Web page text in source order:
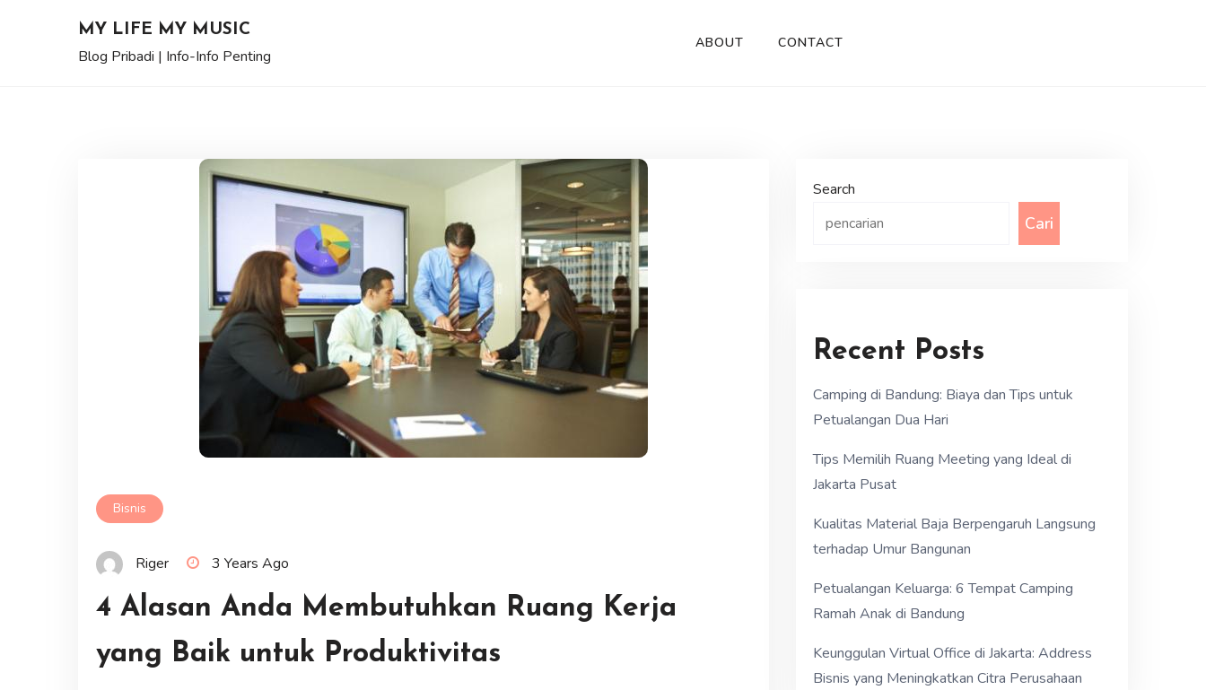
MY LIFE MY MUSIC
Blog Pribadi | Info-Info Penting
ABOUT CONTACT
Bisnis
Riger 3 Years Ago
4 Alasan Anda Membutuhkan Ruang Kerja
yang Baik untuk Produktivitas
Search
Cari
Recent Posts
Camping di Bandung: Biaya dan Tips untuk
Petualangan Dua Hari
Tips Memilih Ruang Meeting yang Ideal di
Jakarta Pusat
Kualitas Material Baja Berpengaruh Langsung
terhadap Umur Bangunan
Petualangan Keluarga: 6 Tempat Camping
Ramah Anak di Bandung
Keunggulan Virtual Office di Jakarta: Address
Bisnis yang Meningkatkan Citra Perusahaan